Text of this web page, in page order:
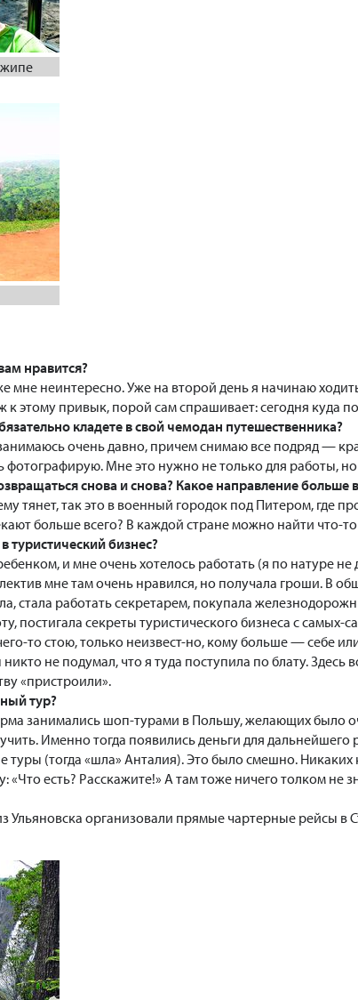
нравится?
мне неинтересно. Уже на второй день я начинаю
к этому привык, порой сам спрашивает: сегодня куда
кладете в свой чемодан путешественника?
очень давно, причем снимаю все подряд —
фотографирую. Мне это нужно не только для работы,
снова и снова? Какое направление больше
тянет, так это в военный городок под Питером, где
больше всего? В каждой стране можно найти что-
туристический бизнес?
и мне очень хотелось работать (я по натуре
мне там очень нравился, но получала гроши. В
стала работать секретарем, покупала
постигала секреты туристического бизнеса с самых-
то стою, только неизвест-но, кому больше — себе
не подумал, что я туда поступила по блату. Здесь
«пристроили».
тур?
занимались шоп-турами в Польшу, желающих было
Именно тогда появились деньги для
туры (тогда «шла» Анталия). Это было смешно.
есть? Расскажите!» А там тоже ничего толком не
Ульяновска организовали прямые чартерные рейсы в